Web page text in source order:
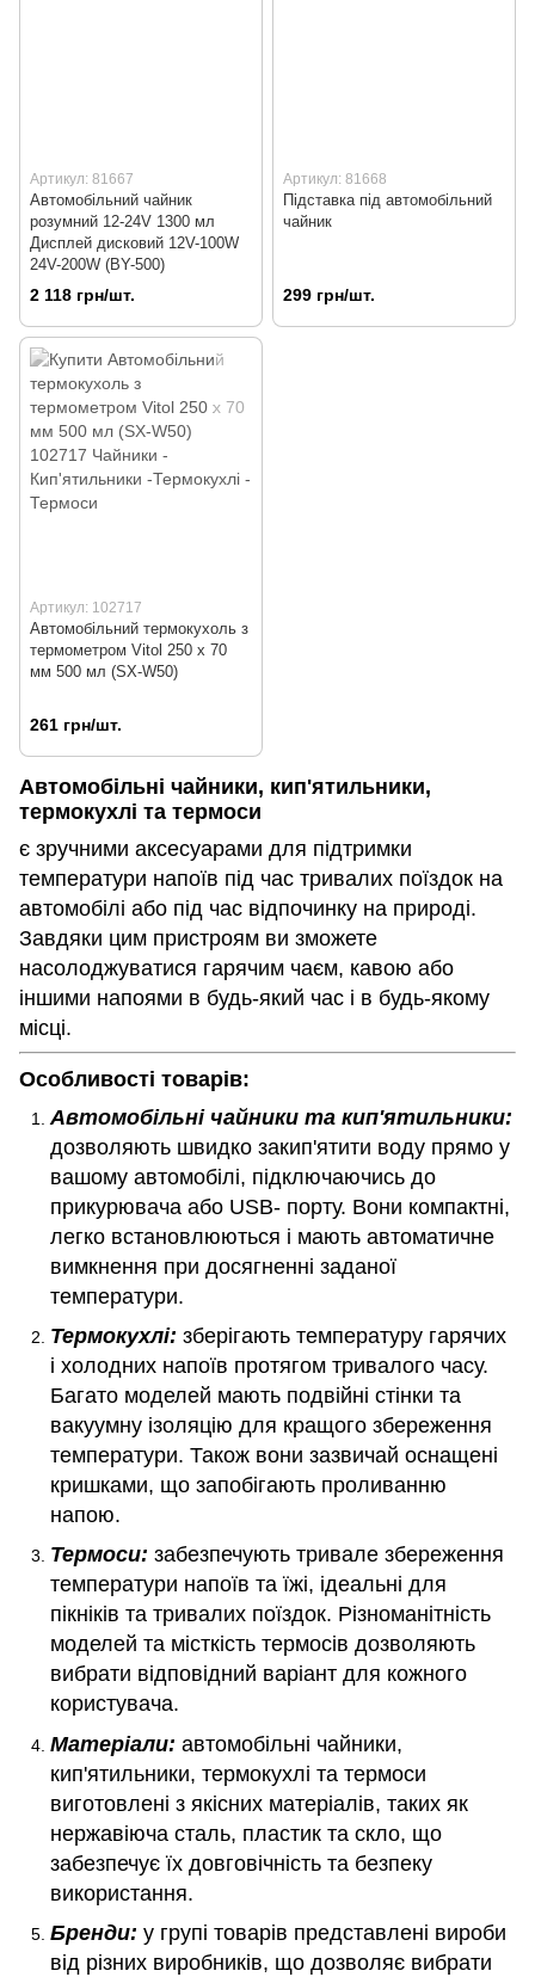
Артикул: 81667
Автомобільний чайник
розумний 12-24V 1300 мл
Дисплей дисковий 12V-100W
24V-200W (BY-500)
2 118 грн/шт.
Артикул: 81668
Підставка під автомобільний
чайник
299 грн/шт.
Артикул: 102717
Автомобільний термокухоль з
термометром Vitol 250 x 70
мм 500 мл (SX-W50)
261 грн/шт.
Автомобільні чайники, кип'ятильники,
термокухлі та термоси
є зручними аксесуарами для підтримки
температури напоїв під час тривалих поїздок на
автомобілі або під час відпочинку на природі.
Завдяки цим пристроям ви зможете
насолоджуватися гарячим чаєм, кавою або
іншими напоями в будь-який час і в будь-якому
місці.
Особливості товарів:
Автомобільні чайники та кип'ятильники:
дозволяють швидко закип'ятити воду прямо у
вашому автомобілі, підключаючись до
прикурювача або USB- порту. Вони компактні,
легко встановлюються і мають автоматичне
вимкнення при досягненні заданої
температури.
Термокухлі: зберігають температуру гарячих
і холодних напоїв протягом тривалого часу.
Багато моделей мають подвійні стінки та
вакуумну ізоляцію для кращого збереження
температури. Також вони зазвичай оснащені
кришками, що запобігають проливанню
напою.
Термоси: забезпечують тривале збереження
температури напоїв та їжі, ідеальні для
пікніків та тривалих поїздок. Різноманітність
моделей та місткість термосів дозволяють
вибрати відповідний варіант для кожного
користувача.
Матеріали: автомобільні чайники,
кип'ятильники, термокухлі та термоси
виготовлені з якісних матеріалів, таких як
нержавіюча сталь, пластик та скло, що
забезпечує їх довговічність та безпеку
використання.
Бренди: у групі товарів представлені вироби
від різних виробників, що дозволяє вибрати